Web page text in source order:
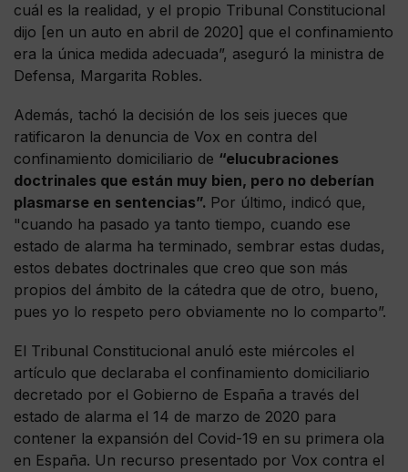
cuál es la realidad, y el propio Tribunal Constitucional
dijo [en un auto en abril de 2020] que el confinamiento
era la única medida adecuada”, aseguró la ministra de
Defensa, Margarita Robles.
Además, tachó la decisión de los seis jueces que
ratificaron la denuncia de Vox en contra del
confinamiento domiciliario de “elucubraciones
doctrinales que están muy bien, pero no deberían
plasmarse en sentencias”. Por último, indicó que,
"cuando ha pasado ya tanto tiempo, cuando ese
estado de alarma ha terminado, sembrar estas dudas,
estos debates doctrinales que creo que son más
propios del ámbito de la cátedra que de otro, bueno,
pues yo lo respeto pero obviamente no lo comparto”.
El Tribunal Constitucional anuló este miércoles el
artículo que declaraba el confinamiento domiciliario
decretado por el Gobierno de España a través del
estado de alarma el 14 de marzo de 2020 para
contener la expansión del Covid-19 en su primera ola
en España. Un recurso presentado por Vox contra el